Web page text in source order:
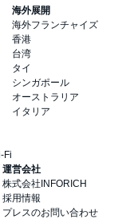
Fi
海外展開
海外フランチャイズ
香港
台湾
タイ
シンガポール
オーストラリア
イタリア
運営会社
株式会社INFORICH
採用情報
プレスのお問い合わせ